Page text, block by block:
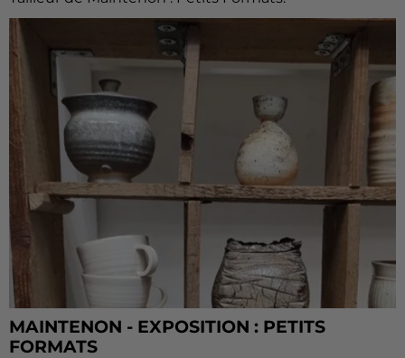
MAINTENON - EXPOSITION : PETITS
FORMATS